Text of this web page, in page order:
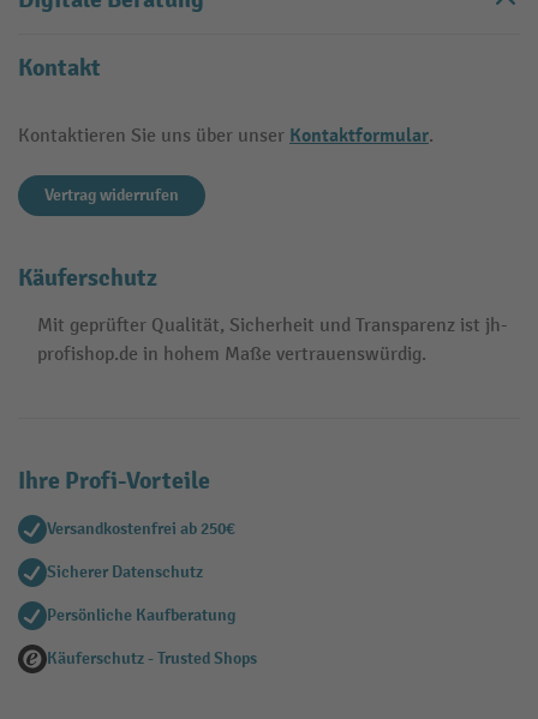
Kontakt
Kontaktieren Sie uns über unser Kontaktformular.
Vertrag widerrufen
Käuferschutz
Mit geprüfter Qualität, Sicherheit und Transparenz ist jh-
profishop.de in hohem Maße vertrauenswürdig.
Ihre Profi-Vorteile
Versandkostenfrei ab 250€
Sicherer Datenschutz
Persönliche Kaufberatung
Käuferschutz - Trusted Shops